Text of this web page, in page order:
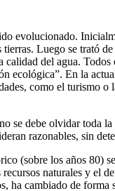
evolucionado.
Luego se trató
del agua.
ecológica”. En la
como el
se debe olvidar toda
razonables, sin
(sobre los años 80)
naturales y el
cambiado de